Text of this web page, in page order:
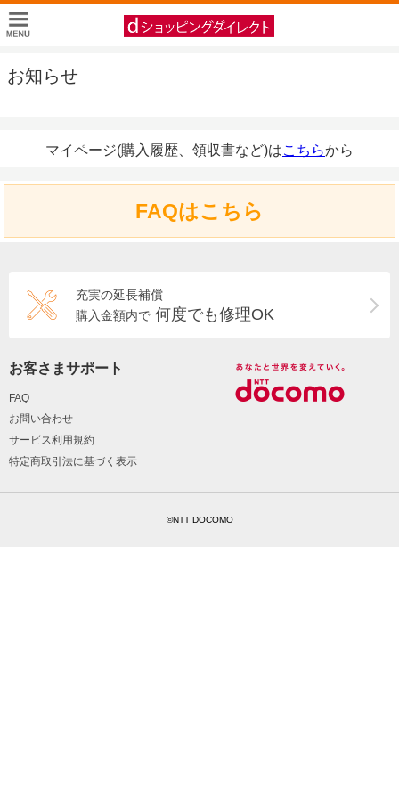
お知らせ
マイページ(購入履歴、領収書など)はこちらから
FAQはこちら
充実の延長補償
購入金額内で 何度でも修理OK
お客さまサポート
FAQ
お問い合わせ
サービス利用規約
特定商取引法に基づく表示
©NTT DOCOMO